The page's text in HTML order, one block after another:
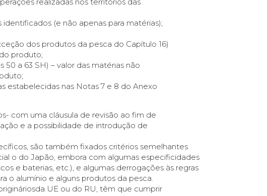
(e não apenas para matérias);
dos produtos da pesca do Capítulo 16)
produto;
a 63 SH) – valor das matérias não
estabelecidas nas Notas 7 e 8 do Anexo
com uma cláusula de revisão ao fim de
e a possibilidade de introdução de
são também fixados critérios semelhantes
o do Japão, embora com algumas especificidades
e baterias, etc.), e algumas derrogações às regras
o alumínio e alguns produtos da pesca.
UE ou do RU, têm que cumprir